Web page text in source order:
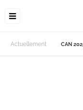
Actuellement CAN